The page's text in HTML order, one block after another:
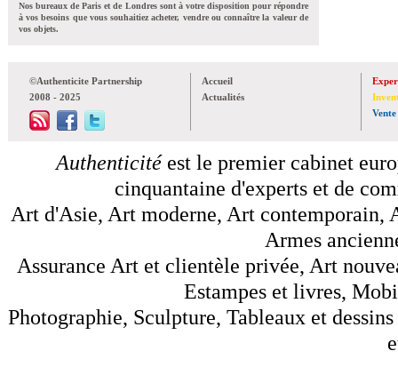
Nos bureaux de Paris et de Londres sont à votre disposition pour répondre
à vos besoins que vous souhaitiez acheter, vendre ou connaître la valeur de
vos objets.
©Authenticite Partnership
2008 - 2025
Accueil
Actualités
Vente
Authenticitéest le premier cabinet
cinquantaine d'experts et de
Art d'Asie, Art moderne, Art contemporain,
Armes
Assurance Art et clientèle privée, Art
Estampes et livres,
Photographie, Sculpture, Tableaux et